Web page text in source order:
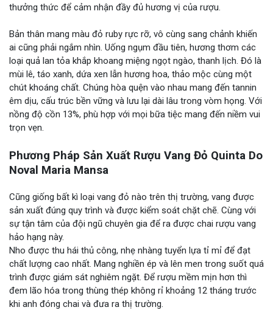
thưởng thức để cảm nhận đầy đủ hương vị của rượu.
Bản thân mang màu đỏ ruby rực rỡ, vô cùng sang chảnh khiến
ai cũng phải ngắm nhìn. Uống ngụm đầu tiên, hương thơm các
loại quả lan tỏa khắp khoang miệng ngọt ngào, thanh lịch. Đó là
mùi lê, táo xanh, dứa xen lẫn hương hoa, thảo mộc cùng một
chút khoáng chất. Chúng hòa quện vào nhau mang đến tannin
êm dịu, cấu trúc bền vững và lưu lại dài lâu trong vòm họng. Với
nồng độ cồn 13%, phù hợp với mọi bữa tiệc mang đến niềm vui
trọn vẹn.
Phương Pháp Sản Xuất Rượu Vang Đỏ Quinta Do
Noval Maria Mansa
Cũng giống bất kì loại vang đỏ nào trên thị trường, vang được
sản xuất đúng quy trình và được kiểm soát chặt chẽ. Cùng với
sự tận tâm của đội ngũ chuyên gia để ra được chai rượu vang
hảo hạng này.
Nho được thu hái thủ công, nhẹ nhàng tuyển lựa tỉ mỉ để đạt
chất lượng cao nhất. Mang nghiền ép và lên men trong suốt quá
trình được giám sát nghiêm ngặt. Để rượu mềm mịn hơn thì
đem lão hóa trong thùng thép không rỉ khoảng 12 tháng trước
khi anh đóng chai và đưa ra thị trường.